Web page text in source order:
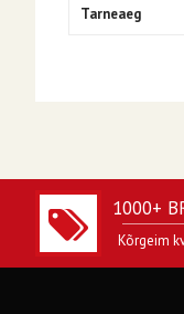
Tarneaeg
1000+
Kõrgeim